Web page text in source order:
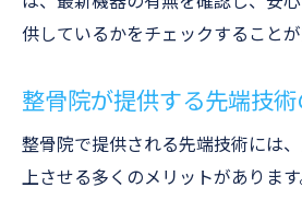
供しているかをチェックすることが
整骨院が提供する先端技術
整骨院で提供される先端技術には
上させる多くのメリットがありま